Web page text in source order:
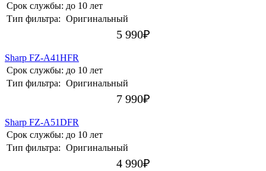
Срок службы: до 10 лет
Тип фильтра: Оригинальный
5 990₽
Sharp FZ-A41HFR
Срок службы: до 10 лет
Тип фильтра: Оригинальный
7 990₽
Sharp FZ-A51DFR
Срок службы: до 10 лет
Тип фильтра: Оригинальный
4 990₽